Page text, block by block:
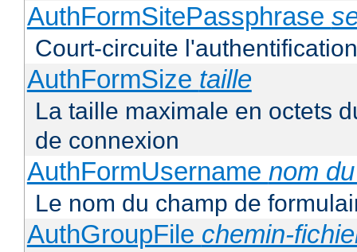
AuthFormSitePassphrase
Court-circuite
AuthFormSize taille
La taille maximale en octets
de connexion
AuthFormUsername nom
Le nom du champ de
AuthGroupFile chemin-